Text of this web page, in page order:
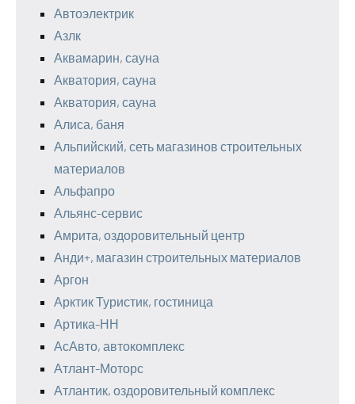
Автоэлектрик
Азлк
Аквамарин, сауна
Акватория, сауна
Акватория, сауна
Алиса, баня
Альпийский, сеть магазинов строительных
материалов
Альфапро
Альянс-сервис
Амрита, оздоровительный центр
Анди+, магазин строительных материалов
Аргон
Арктик Туристик, гостиница
Артика-НН
АсАвто, автокомплекс
Атлант-Моторс
Атлантик, оздоровительный комплекс